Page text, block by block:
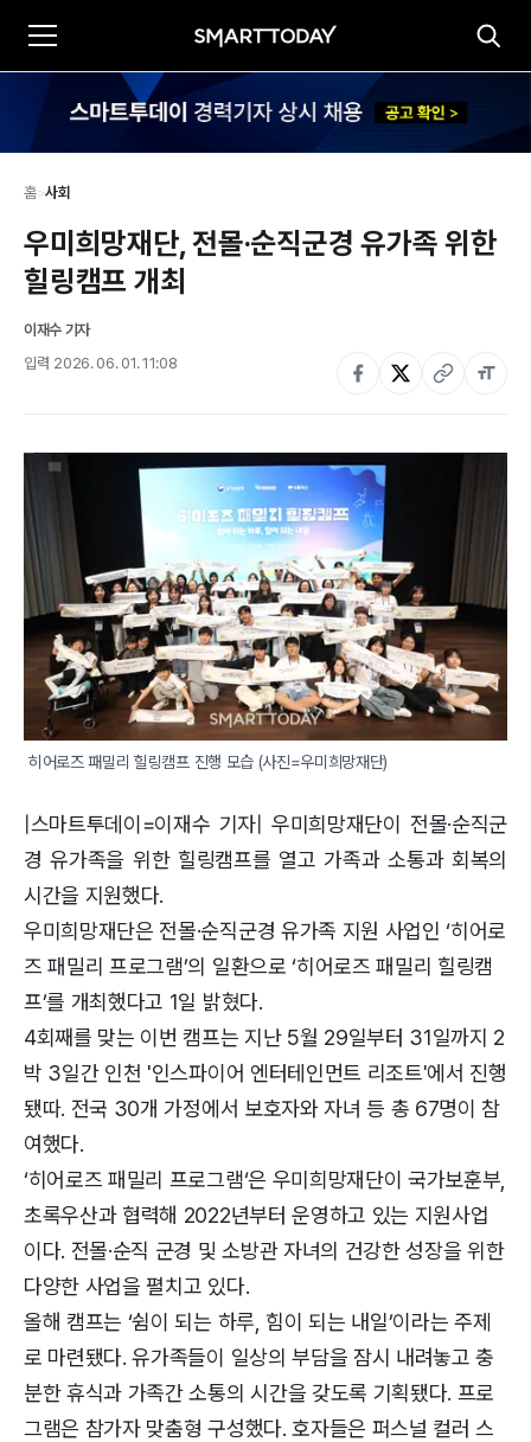
홈>사회
우미희망재단, 전몰·순직군경 유가족 위한
힐링캠프 개최
이재수 기자
입력 2026. 06. 01. 11:08
히어로즈 패밀리 힐링캠프 진행 모습 (사진=우미희망재단)
|스마트투데이=이재수 기자| 우미희망재단이 전몰·순직군
경 유가족을 위한 힐링캠프를 열고 가족과 소통과 회복의
시간을 지원했다.
우미희망재단은 전몰·순직군경 유가족 지원 사업인 ‘히어로
즈 패밀리 프로그램’의 일환으로 ‘히어로즈 패밀리 힐링캠
프’를 개최했다고 1일 밝혔다.
4회째를 맞는 이번 캠프는 지난 5월 29일부터 31일까지 2
박 3일간 인천 '인스파이어 엔터테인먼트 리조트'에서 진행
됐따. 전국 30개 가정에서 보호자와 자녀 등 총 67명이 참
여했다.
‘히어로즈 패밀리 프로그램‘은 우미희망재단이 국가보훈부,
초록우산과 협력해 2022년부터 운영하고 있는 지원사업
이다. 전몰·순직 군경 및 소방관 자녀의 건강한 성장을 위한
다양한 사업을 펼치고 있다.
올해 캠프는 ‘쉼이 되는 하루, 힘이 되는 내일’이라는 주제
로 마련됐다. 유가족들이 일상의 부담을 잠시 내려놓고 충
분한 휴식과 가족간 소통의 시간을 갖도록 기획됐다. 프로
그램은 참가자 맞춤형 구성했다. 호자들은 퍼스널 컬러 스